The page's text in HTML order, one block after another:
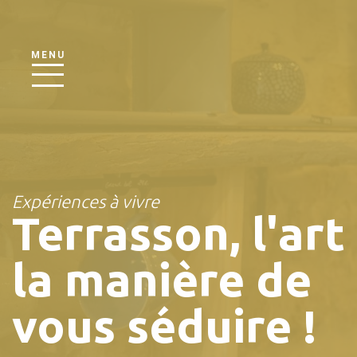
MENU
Expériences à vivre
Terrasson,
la manière de
vous séduire !